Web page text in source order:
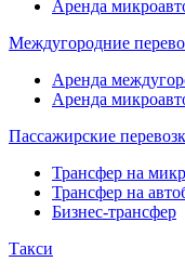
Аренда
Междугородние
Аренда
Аренда
Пассажирские
Трансфер на
Трансфер на
Бизнес-трансфер
Такси